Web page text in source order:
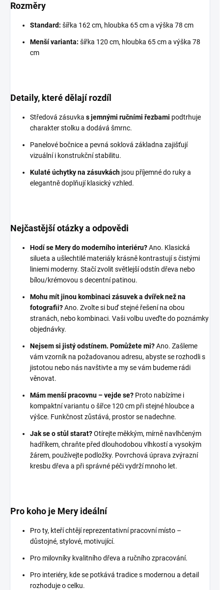
Rozměry
Standard: šířka 162 cm, hloubka 65 cm a výška 78 cm
Menší varianta: šířka 120 cm, hloubka 65 cm a výška 78
cm
Detaily, které dělají rozdíl
Středová zásuvka s jemnými ručními řezbami podtrhuje
charakter stolku a dodává šmrnc.
Panelové bočnice a pevná soklová základna zajišťují
vizuální i konstrukční stabilitu.
Kulaté úchytky na zásuvkách jsou příjemné do ruky a
elegantně doplňují klasický vzhled.
Nejčastější otázky a odpovědi
Hodí se Mery do moderního interiéru?Ano. Klasická
silueta a ušlechtilé materiály krásně kontrastují s čistými
liniemi moderny. Stačí zvolit světlejší odstín dřeva nebo
bílou/krémovou s decentní patinou.
Mohu mít jinou kombinaci zásuvek a dvířek než na
fotografii?Ano. Zvolte si buď stejné řešení na obou
stranách, nebo kombinaci. Vaši volbu uveďte do poznámky
objednávky.
Nejsem si jistý odstínem. Pomůžete mi?Ano. Zašleme
vám vzorník na požadovanou adresu, abyste se rozhodli s
jistotou nebo nás navštivte a my se vám budeme rádi
věnovat.
Mám menší pracovnu – vejde se? Proto nabízíme i
kompaktní variantu o šířce 120 cm při stejné hloubce a
výšce. Funkčnost zůstává, prostor se nadechne.
Jak se o stůl starat?Otírejte měkkým, mírně navlhčeným
hadříkem, chraňte před dlouhodobou vlhkostí a vysokým
žárem, používejte podložky. Povrchová úprava zvýrazní
kresbu dřeva a při správné péči vydrží mnoho let.
Pro koho je Mery ideální
Pro ty, kteří chtějí reprezentativní pracovní místo –
důstojné, stylové, motivující.
Pro milovníky kvalitního dřeva a ručního zpracování.
Pro interiéry, kde se potkává tradice s modernou a detail
rozhoduje o celku.